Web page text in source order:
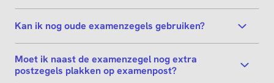
Kan ik nog oude examenzegels gebruiken?
Moet ik naast de examenzegel nog extra
postzegels plakken op examenpost?